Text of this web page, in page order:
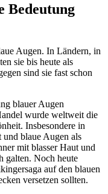
Bedeutung
Augen. In Ländern, in
sie bis heute als
sind sie fast schon
blauer Augen
wurde weltweit die
Insbesondere in
und blaue Augen als
mit blasser Haut und
galten. Noch heute
auf den blauen
versetzen sollten.